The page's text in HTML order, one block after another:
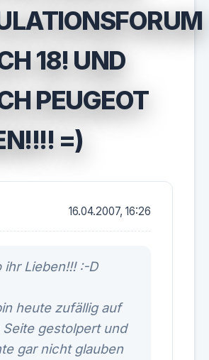
18! UND
PEUGEOT
=)
16.04.2007, 16:26
ihr Lieben!!! :-D
heute zufällig auf
Seite gestolpert und
gar nicht glauben